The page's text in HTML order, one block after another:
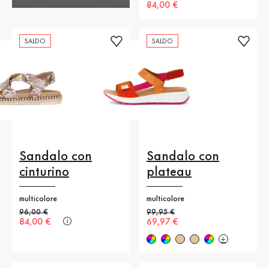
Nuovo prezzo
84,00 €
SALDO
Sandalo con
cinturino
multicolore
Prezzo precedente
96,00 €
Nuovo prezzo
84,00 €
SALDO
Sandalo con
plateau
multicolore
Prezzo precedente
99,95 €
Nuovo prezzo
69,97 €